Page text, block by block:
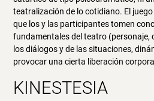
teatralización de lo cotidiano. El
que los y las participantes tomen
fundamentales del teatro (personaje,
los diálogos y de las situaciones,
provocar una cierta liberación
KINESTESIA